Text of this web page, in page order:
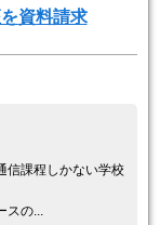
資料請求
信課程しかない学校
スの...